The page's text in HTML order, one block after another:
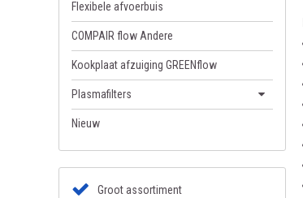
Flexibele afvoerbuis
COMPAIR flow Andere
Kookplaat afzuiging GREENflow
Plasmafilters
Nieuw
Groot assortiment